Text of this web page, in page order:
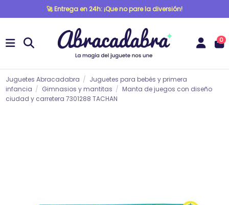
🚀 Entrega en 24h: ¡Que no pare la diversión!
0
Juguetes Abracadabra
Juguetes para bebés y primera
infancia
Gimnasios y mantitas
Manta de juegos con diseño
ciudad y carretera 7301288 TACHAN